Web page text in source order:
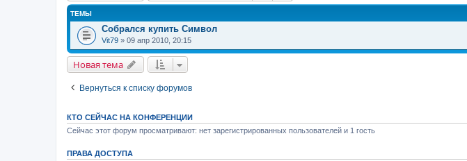
ТЕМЫ
Собрался купить Символ
Vit79 » 09 апр 2010, 20:15
Новая тема
Вернуться к списку форумов
КТО СЕЙЧАС НА КОНФЕРЕНЦИИ
Сейчас этот форум просматривают: нет зарегистрированных пользователей и 1 гость
ПРАВА ДОСТУПА